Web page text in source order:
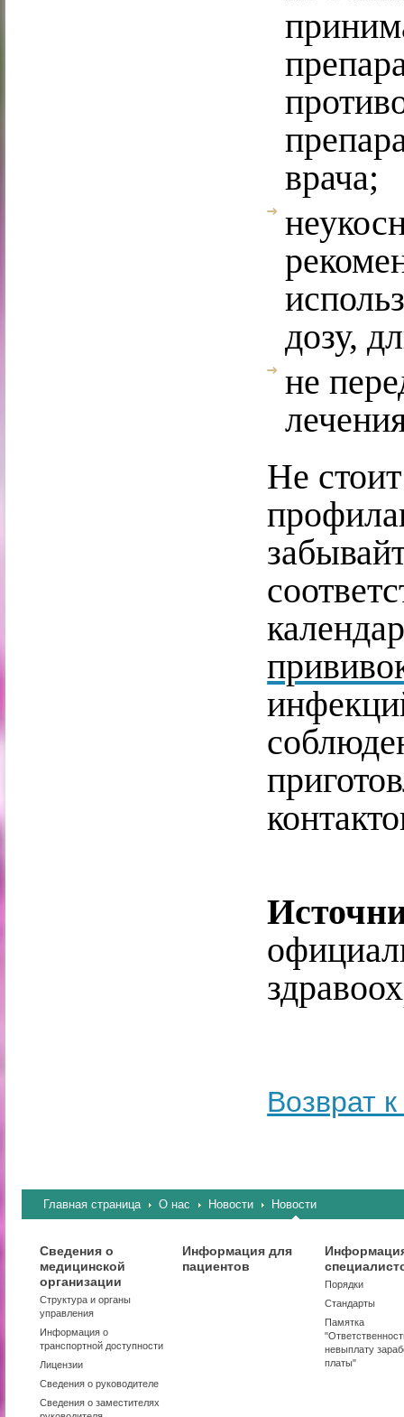
врача;
дозу,
не
Не
Возврат к
Главная страница О нас Новости Новости
Сведения о
медицинской
организации
Структура и органы
управления
Информация о
транспортной доступности
Лицензии
Сведения о руководителе
Сведения о заместителях
Информация для
пациентов
Порядки
Стандарты
Памятка
невыплату
платы"